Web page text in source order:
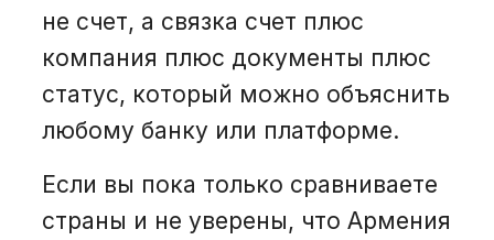
не счет, а связка счет плюс
компания плюс документы плюс
статус, который можно объяснить
любому банку или платформе.
Если вы пока только сравниваете
страны и не уверены, что Армения